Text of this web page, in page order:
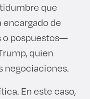
que
encargado de
o pospuestos—
quien
negociaciones.
En este caso,